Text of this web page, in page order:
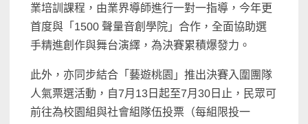
業培訓課程，由業界導師進行一對一指導，今年更
首度與「1500 聲量音創學院」合作，全面協助選
手精進創作與舞台演繹，為決賽累積爆發力。
此外，亦同步結合「藝遊桃園」推出決賽入圍團隊
人氣票選活動，自7月13日起至7月30日止，民眾可
前往為校園組與社會組隊伍投票（每組限投一